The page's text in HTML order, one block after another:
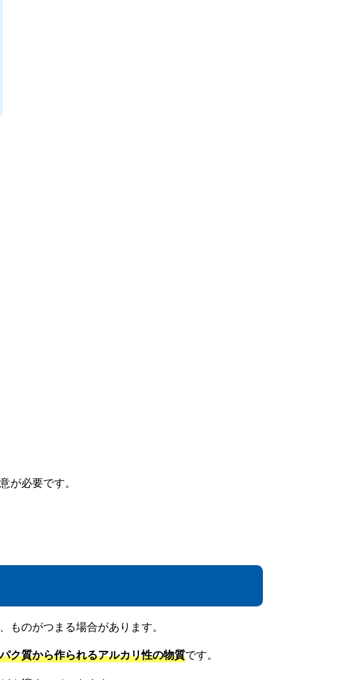
が必要です。
ものがつまる場合があります。
ク質から作られるアルカリ性の物質です。